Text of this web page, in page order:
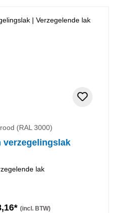
(RAL 3000)
verzegelingslak
lak
(incl. BTW)